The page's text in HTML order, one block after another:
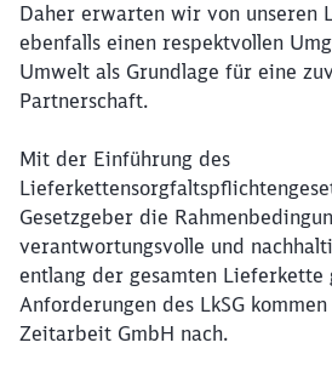
Daher erwarten wir von unseren
ebenfalls einen respektvollen
Umwelt als Grundlage für eine
Partnerschaft.
Mit der Einführung des
Gesetzgeber die
verantwortungsvolle und
entlang der gesamten Lieferkette
Anforderungen des LkSG
Zeitarbeit GmbH nach.